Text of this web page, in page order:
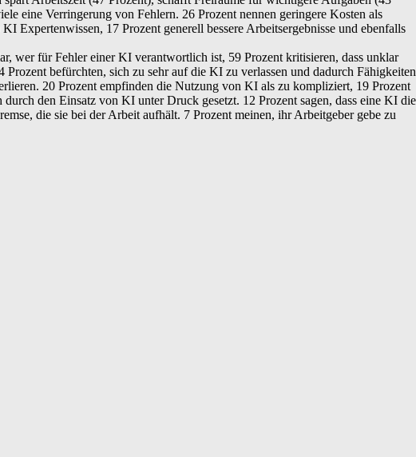
eine Verringerung von Fehlern. 26 Prozent nennen geringere Kosten als
Expertenwissen, 17 Prozent generell bessere Arbeitsergebnisse und ebenfalls
wer für Fehler einer KI verantwortlich ist, 59 Prozent kritisieren, dass unklar
befürchten, sich zu sehr auf die KI zu verlassen und dadurch Fähigkeiten
20 Prozent empfinden die Nutzung von KI als zu kompliziert, 19 Prozent
den Einsatz von KI unter Druck gesetzt. 12 Prozent sagen, dass eine KI die
die sie bei der Arbeit aufhält. 7 Prozent meinen, ihr Arbeitgeber gebe zu